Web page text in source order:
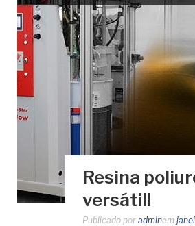
Resina
versátil!
Publicado por adminem